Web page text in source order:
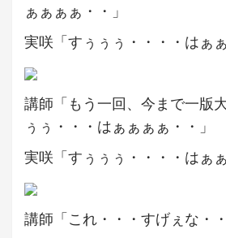
ぁぁぁぁ・・」
実咲「すぅぅぅ・・・・はぁ
講師「もう一回、今まで一版
ぅぅ・・・はぁぁぁぁ・・」
実咲「すぅぅぅ・・・・はぁ
講師「これ・・・すげぇな・